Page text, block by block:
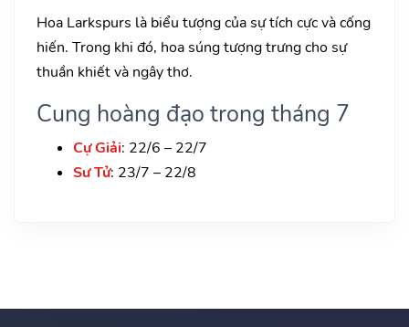
Hoa Larkspurs là biểu tượng của sự tích cực và cống
hiến. Trong khi đó, hoa súng tượng trưng cho sự
thuần khiết và ngây thơ.
Cung hoàng đạo trong tháng 7
Cự Giải: 22/6 – 22/7
Sư Tử: 23/7 – 22/8